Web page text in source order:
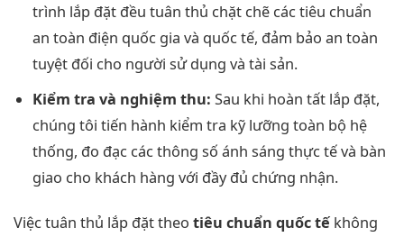
trình lắp đặt đều tuân thủ chặt chẽ các tiêu chuẩn
an toàn điện quốc gia và quốc tế, đảm bảo an toàn
tuyệt đối cho người sử dụng và tài sản.
Kiểm tra và nghiệm thu: Sau khi hoàn tất lắp đặt,
chúng tôi tiến hành kiểm tra kỹ lưỡng toàn bộ hệ
thống, đo đạc các thông số ánh sáng thực tế và bàn
giao cho khách hàng với đầy đủ chứng nhận.
Việc tuân thủ lắp đặt theo tiêu chuẩn quốc tế không